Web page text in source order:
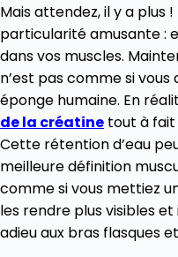
Mais attendez, il y a plus !
particularité amusante :
dans vos muscles.
n’est pas comme si
éponge humaine. En
de la créatine tout à fait
Cette rétention d’eau
meilleure définition
comme si vous mettiez
les rendre plus visibles
adieu aux bras flasques